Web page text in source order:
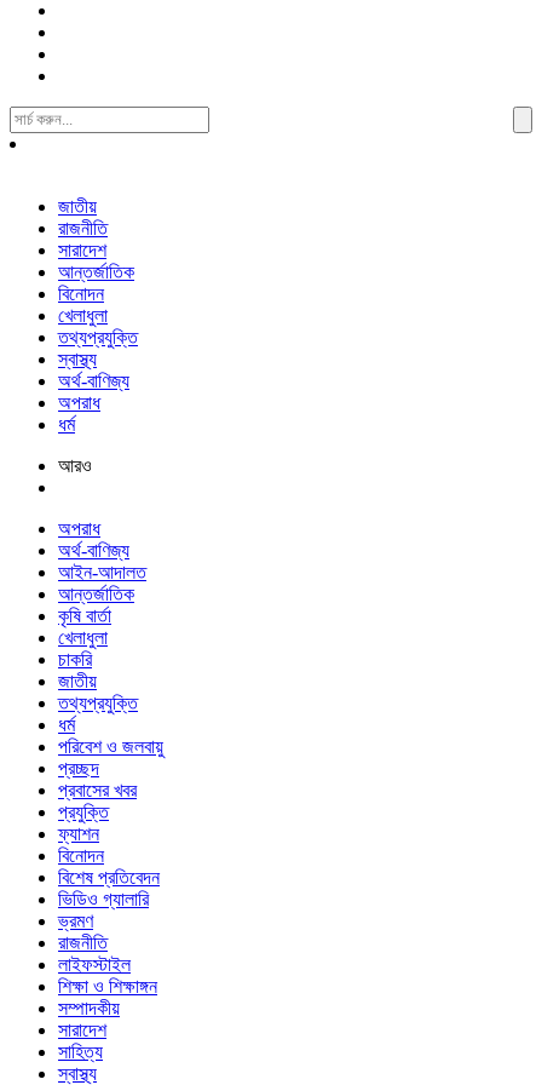
Search
For:
জাতীয়
রাজনীতি
সারাদেশ
আন্তর্জাতিক
বিনোদন
খেলাধুলা
তথ্যপ্রযুক্তি
স্বাস্থ্য
অর্থ-বাণিজ্য
অপরাধ
ধর্ম
আরও
অপরাধ
অর্থ-বাণিজ্য
আইন-আদালত
আন্তর্জাতিক
কৃষি বার্তা
খেলাধুলা
চাকরি
জাতীয়
তথ্যপ্রযুক্তি
ধর্ম
পরিবেশ ও জলবায়ু
প্রচ্ছদ
প্রবাসের খবর
প্রযুক্তি
ফ্যাশন
বিনোদন
বিশেষ প্রতিবেদন
ভিডিও গ্যালারি
ভ্রমণ
রাজনীতি
লাইফস্টাইল
শিক্ষা ও শিক্ষাঙ্গন
সম্পাদকীয়
সারাদেশ
সাহিত্য
স্বাস্থ্য